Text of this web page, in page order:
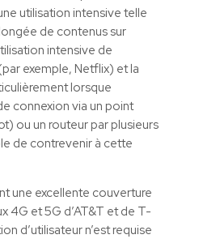
utilisation intensive telle
de contenus sur
intensive de
exemple, Netflix) et la
lorsque
connexion via un point
ou un routeur par plusieurs
de contrevenir à cette
une excellente couverture
4G et 5G d’AT&T et de T-
d’utilisateur n’est requise